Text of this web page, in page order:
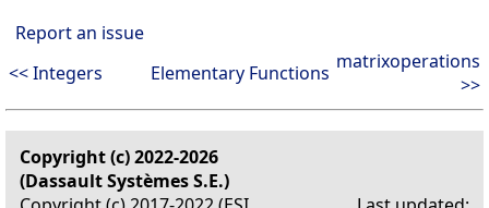
Report an issue
<< Integers
Elementary Functions matrixoperations
>>
Copyright (c) 2022-2026
(Dassault Systèmes S.E.)